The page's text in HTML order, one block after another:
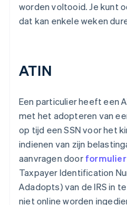
worden voltooid. Je kunt
dat kan enkele weken
ATIN
Een particulier heeft een
met het adopteren van
op tijd een SSN voor het
indienen van zijn
aanvragen door formulier
Taxpayer Identification
Adadopts) van de IRS in
niet online worden